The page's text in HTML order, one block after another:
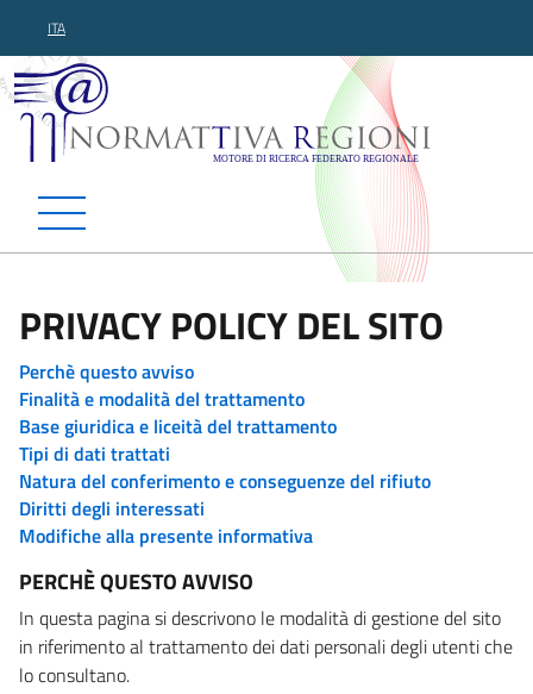
ITA
Normattiva Regioni -
PRIVACY POLICY DEL SITO
Perchè questo avviso
Finalità e modalità del trattamento
Base giuridica e liceità del trattamento
Tipi di dati trattati
Natura del conferimento e conseguenze del rifiuto
Diritti degli interessati
Modifiche alla presente informativa
PERCHÈ QUESTO AVVISO
In questa pagina si descrivono le modalità di gestione del sito
in riferimento al trattamento dei dati personali degli utenti che
lo consultano.